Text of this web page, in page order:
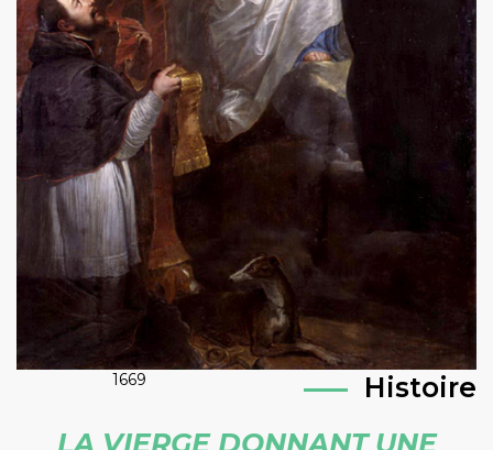
1669
Histoire